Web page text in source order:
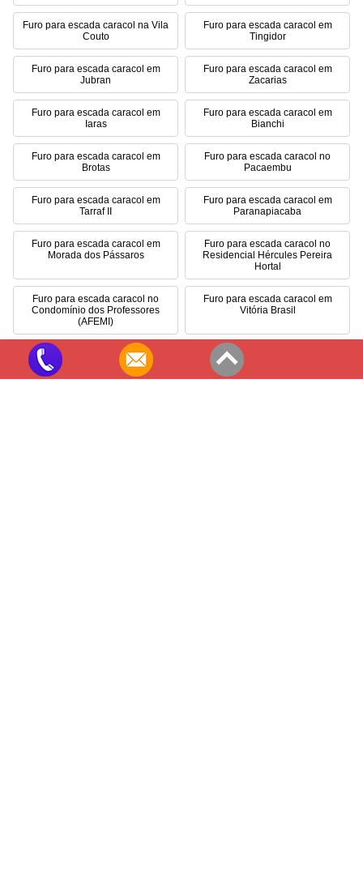
Furo para escada caracol na Vila
Couto
Furo para escada caracol em
Tingidor
Furo para escada caracol em
Jubran
Furo para escada caracol em
Zacarias
Furo para escada caracol em
Iaras
Furo para escada caracol em
Bianchi
Furo para escada caracol em
Brotas
Furo para escada caracol no
Pacaembu
Furo para escada caracol em
Tarraf II
Furo para escada caracol em
Paranapiacaba
Furo para escada caracol em
Morada dos Pássaros
Furo para escada caracol no
Residencial Hércules Pereira
Hortal
Furo para escada caracol no
Condomínio dos Professores
(AFEMI)
Furo para escada caracol em
Vitória Brasil
Furo para escada caracol em RP
Furo para escada caracol em
Vargem Grande do Sul